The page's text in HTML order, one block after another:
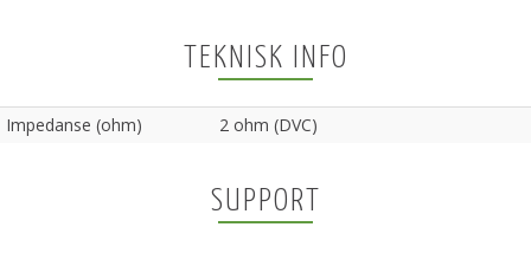
TEKNISK INFO
Impedanse (ohm) 2 ohm (DVC)
SUPPORT